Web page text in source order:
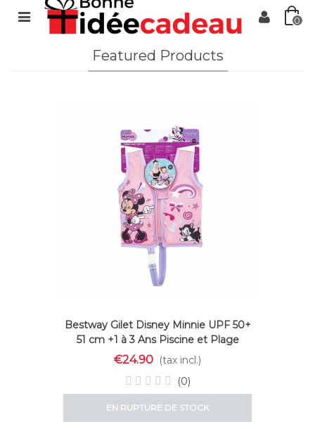
0
Featured Products
Bestway Gilet Disney Minnie UPF 50+
51 cm +1 à 3 Ans Piscine et Plage
09104
€24.90 (tax incl.)
(0)
EN RUPTURE DE STOCK